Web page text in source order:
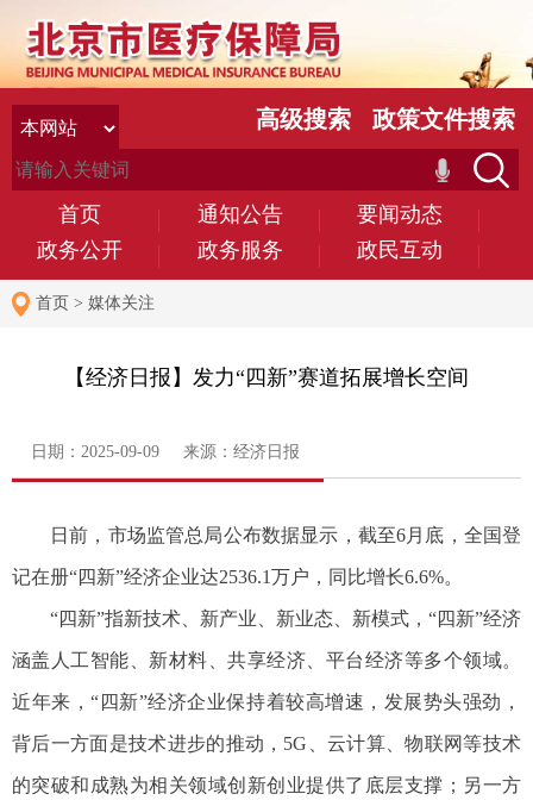
首页 通知公告
要闻动态
政务公开
政务服务 政民互动
高级搜索 政策文件搜索
首页 > 媒体关注
【经济日报】发力“四新”赛道拓展增长空间
日期：2025-09-09 来源：经济日报
日前，市场监管总局公布数据显示，截至6月底，全国登
记在册“四新”经济企业达2536.1万户，同比增长6.6%。
“四新”指新技术、新产业、新业态、新模式，“四新”经济
涵盖人工智能、新材料、共享经济、平台经济等多个领域。
近年来，“四新”经济企业保持着较高增速，发展势头强劲，
背后一方面是技术进步的推动，5G、云计算、物联网等技术
的突破和成熟为相关领域创新创业提供了底层支撑；另一方